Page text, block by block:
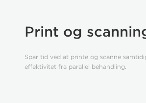
Print og
Spar tid ved at printe og scanne
effektivitet fra parallel behandling.